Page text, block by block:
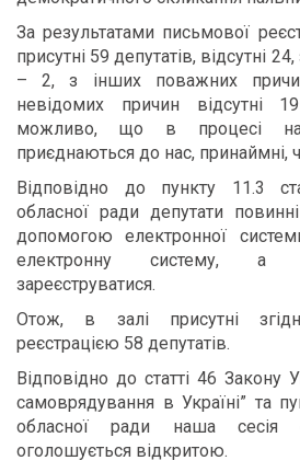
За результатами письмової
присутні 59 депутатів, відсутні
– 2, з інших поважних
невідомих причин відсутні
можливо, що в процесі
приєднаються до нас, принаймні,
Відповідно до пункту 11.3
обласної ради депутати
допомогою електронної
електронну систему, а
зареєструватися.
Отож, в залі присутні
реєстрацією 58 депутатів.
Відповідно до статті 46 Закону
самоврядування в Україні” та
обласної ради наша
оголошується відкритою.